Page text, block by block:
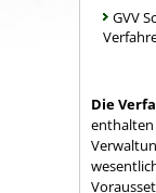
GVV
Die
enthalten